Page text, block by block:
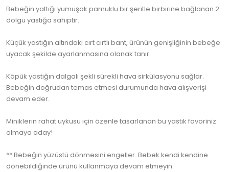
Bebeğin yattığı yumuşak pamuklu bir şeritle birbirine bağlanan 2
dolgu yastığa sahiptir.
Küçük yastığın altındaki cırt cırtlı bant, ürünün genişliğinin bebeğe
uyacak şekilde ayarlanmasına olanak tanır.
Köpük yastığın dalgalı şekli sürekli hava sirkülasyonu sağlar.
Bebeğin doğrudan temas etmesi durumunda hava alışverişi
devam eder.
Miniklerin rahat uykusu için özenle tasarlanan bu yastık favoriniz
olmaya aday!
** Bebeğin yüzüstü dönmesini engeller. Bebek kendi kendine
dönebildiğinde ürünü kullanmaya devam etmeyin.